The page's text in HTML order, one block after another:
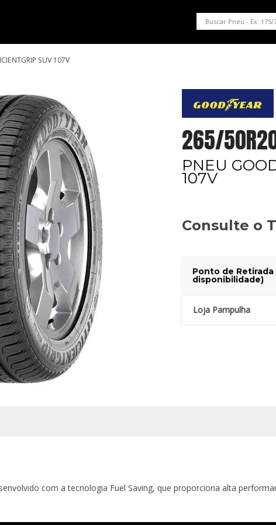
SUV 107V
265/
PNEU
107V
Consulte o
Ponto de
disponibilidade)
Loja Pampulha
com a tecnologia Fuel Saving, que proporciona alta